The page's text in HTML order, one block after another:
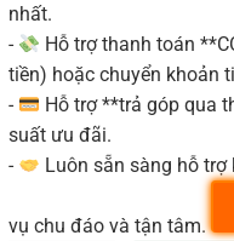
nhất.
-
Hỗ trợ thanh toán
tiền) hoặc chuyển khoản
-
Hỗ trợ **trả góp qua
suất ưu đãi.
-
Luôn sẵn sàng hỗ
vụ chu đáo và tận tâm.